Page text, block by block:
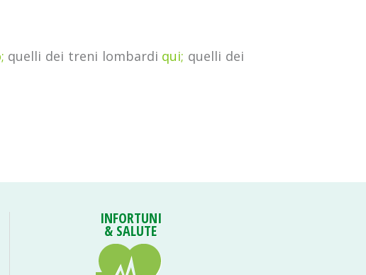
quelli dei treni lombardi qui; quelli dei
INFORTUNI
& SALUTE